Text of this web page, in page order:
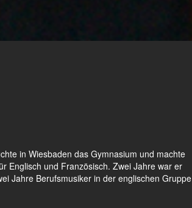
in Wiesbaden das Gymnasium und machte
Englisch und Französisch. Zwei Jahre war er
Jahre Berufsmusiker in der englischen Gruppe